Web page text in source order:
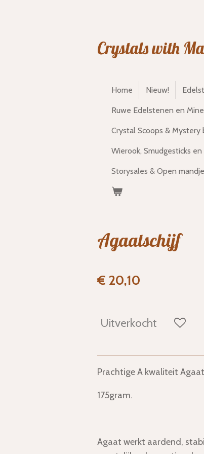
Crystals with
Home Nieuw!
Ruwe Edelstenen en
Crystal Scoops & Mystery
Wierook, Smudgesticks
Storysales & Open
Agaatschijf
€ 20,10
Uitverkocht
Prachtige A kwaliteit
175gram.
Agaat werkt aardend,